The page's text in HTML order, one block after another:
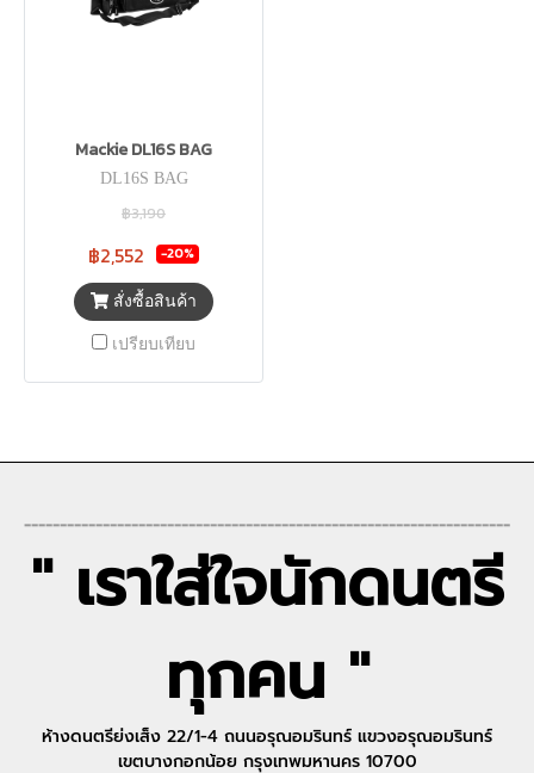
Mackie DL16S BAG
DL16S BAG
฿3,190
฿2,552 -20%
สั่งซื้อสินค้า
เปรียบเทียบ
--------------------------------------------------------------------
" เราใส่ใจนักดนตรี
ทุกคน "
ห้างดนตรีย่งเส็ง 22/1-4 ถนนอรุณอมรินทร์ แขวงอรุณอมรินทร์
เขตบางกอกน้อย กรุงเทพมหานคร 10700